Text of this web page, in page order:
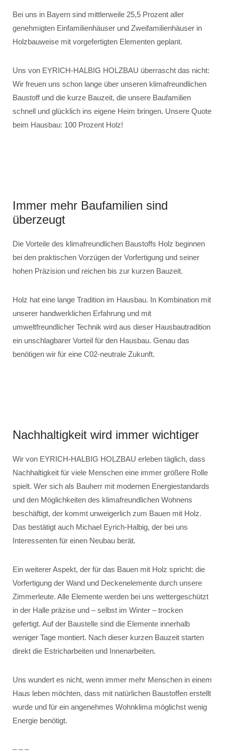
Bei uns in Bayern sind mittlerweile 25,5 Prozent aller
genehmigten Einfamilienhäuser und Zweifamilienhäuser in
Holzbauweise mit vorgefertigten Elementen geplant.
Uns von EYRICH-HALBIG HOLZBAU überrascht das nicht:
Wir freuen uns schon lange über unseren klimafreundlichen
Baustoff und die kurze Bauzeit, die unsere Baufamilien
schnell und glücklich ins eigene Heim bringen. Unsere Quote
beim Hausbau: 100 Prozent Holz!
Immer mehr Baufamilien sind
überzeugt
Die Vorteile des klimafreundlichen Baustoffs Holz beginnen
bei den praktischen Vorzügen der Vorfertigung und seiner
hohen Präzision und reichen bis zur kurzen Bauzeit.
Holz hat eine lange Tradition im Hausbau. In Kombination mit
unserer handwerklichen Erfahrung und mit
umweltfreundlicher Technik wird aus dieser Hausbautradition
ein unschlagbarer Vorteil für den Hausbau. Genau das
benötigen wir für eine C02-neutrale Zukunft.
Nachhaltigkeit wird immer wichtiger
Wir von EYRICH-HALBIG HOLZBAU erleben täglich, dass
Nachhaltigkeit für viele Menschen eine immer größere Rolle
spielt. Wer sich als Bauherr mit modernen Energiestandards
und den Möglichkeiten des klimafreundlichen Wohnens
beschäftigt, der kommt unweigerlich zum Bauen mit Holz.
Das bestätigt auch Michael Eyrich-Halbig, der bei uns
Interessenten für einen Neubau berät.
Ein weiterer Aspekt, der für das Bauen mit Holz spricht: die
Vorfertigung der Wand und Deckenelemente durch unsere
Zimmerleute. Alle Elemente werden bei uns wettergeschützt
in der Halle präzise und – selbst im Winter – trocken
gefertigt. Auf der Baustelle sind die Elemente innerhalb
weniger Tage montiert. Nach dieser kurzen Bauzeit starten
direkt die Estricharbeiten und Innenarbeiten.
Uns wundert es nicht, wenn immer mehr Menschen in einem
Haus leben möchten, dass mit natürlichen Baustoffen erstellt
wurde und für ein angenehmes Wohnklima möglichst wenig
Energie benötigt.
– – –